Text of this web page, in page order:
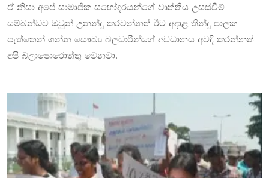
ඒ නිසා අපේ සාමාජික සහෝදරයන්ගේ වෘත්තීය උසස්වීම්
සම්බන්ධව ඔවුන් උනන්දු කරවන්නත් ඊට අදාළ තීන්දු පාලක
පැත්තෙන් ගන්න සෞඛ්‍ය බලධාරීන්ගේ අවධානය අවදි කරන්නත්
අපි බලාපොරොත්තු වෙනවා.